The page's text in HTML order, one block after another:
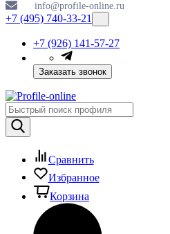
info@profile-online.ru
+7 (495) 740-33-21
+7 (926) 141-57-27
Заказать звонок
Сравнить
Избранное
Корзина